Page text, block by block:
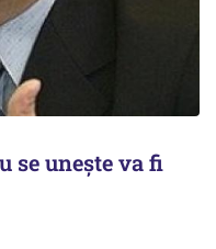
se unește va fi